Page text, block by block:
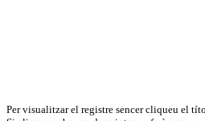
Per visualitzar el registre sencer cliqueu el